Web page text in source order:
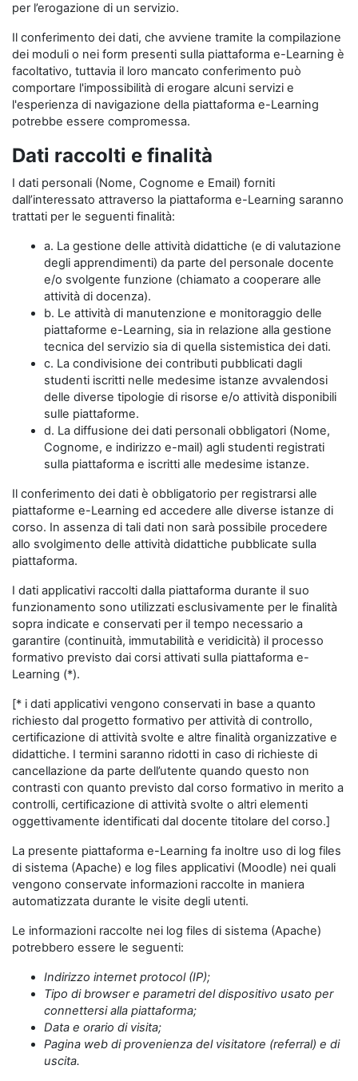
per l’erogazione di un servizio.
Il conferimento dei dati, che avviene tramite la compilazione
dei moduli o nei form presenti sulla piattaforma e-Learning è
facoltativo, tuttavia il loro mancato conferimento può
comportare l'impossibilità di erogare alcuni servizi e
l'esperienza di navigazione della piattaforma e-Learning
potrebbe essere compromessa.
Dati raccolti e finalità
I dati personali (Nome, Cognome e Email) forniti
dall’interessato attraverso la piattaforma e-Learning saranno
trattati per le seguenti finalità:
a. La gestione delle attività didattiche (e di valutazione
degli apprendimenti) da parte del personale docente
e/o svolgente funzione (chiamato a cooperare alle
attività di docenza).
b. Le attività di manutenzione e monitoraggio delle
piattaforme e-Learning, sia in relazione alla gestione
tecnica del servizio sia di quella sistemistica dei dati.
c. La condivisione dei contributi pubblicati dagli
studenti iscritti nelle medesime istanze avvalendosi
delle diverse tipologie di risorse e/o attività disponibili
sulle piattaforme.
d. La diffusione dei dati personali obbligatori (Nome,
Cognome, e indirizzo e-mail) agli studenti registrati
sulla piattaforma e iscritti alle medesime istanze.
Il conferimento dei dati è obbligatorio per registrarsi alle
piattaforme e-Learning ed accedere alle diverse istanze di
corso. In assenza di tali dati non sarà possibile procedere
allo svolgimento delle attività didattiche pubblicate sulla
piattaforma.
I dati applicativi raccolti dalla piattaforma durante il suo
funzionamento sono utilizzati esclusivamente per le finalità
sopra indicate e conservati per il tempo necessario a
garantire (continuità, immutabilità e veridicità) il processo
formativo previsto dai corsi attivati sulla piattaforma e-
Learning (*).
[* i dati applicativi vengono conservati in base a quanto
richiesto dal progetto formativo per attività di controllo,
certificazione di attività svolte e altre finalità organizzative e
didattiche. I termini saranno ridotti in caso di richieste di
cancellazione da parte dell’utente quando questo non
contrasti con quanto previsto dal corso formativo in merito a
controlli, certificazione di attività svolte o altri elementi
oggettivamente identificati dal docente titolare del corso.]
La presente piattaforma e-Learning fa inoltre uso di log files
di sistema (Apache) e log files applicativi (Moodle) nei quali
vengono conservate informazioni raccolte in maniera
automatizzata durante le visite degli utenti.
Le informazioni raccolte nei log files di sistema (Apache)
potrebbero essere le seguenti:
Indirizzo internet protocol (IP);
Tipo di browser e parametri del dispositivo usato per
connettersi alla piattaforma;
Data e orario di visita;
Pagina web di provenienza del visitatore (referral) e di
uscita.